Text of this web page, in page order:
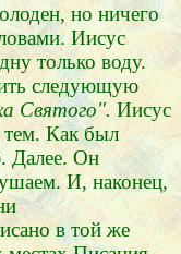
но ничего
Иисус
только воду.
следующую
Святого". Иисус
тем. Как был
Далее. Он
И, наконец,
в той же